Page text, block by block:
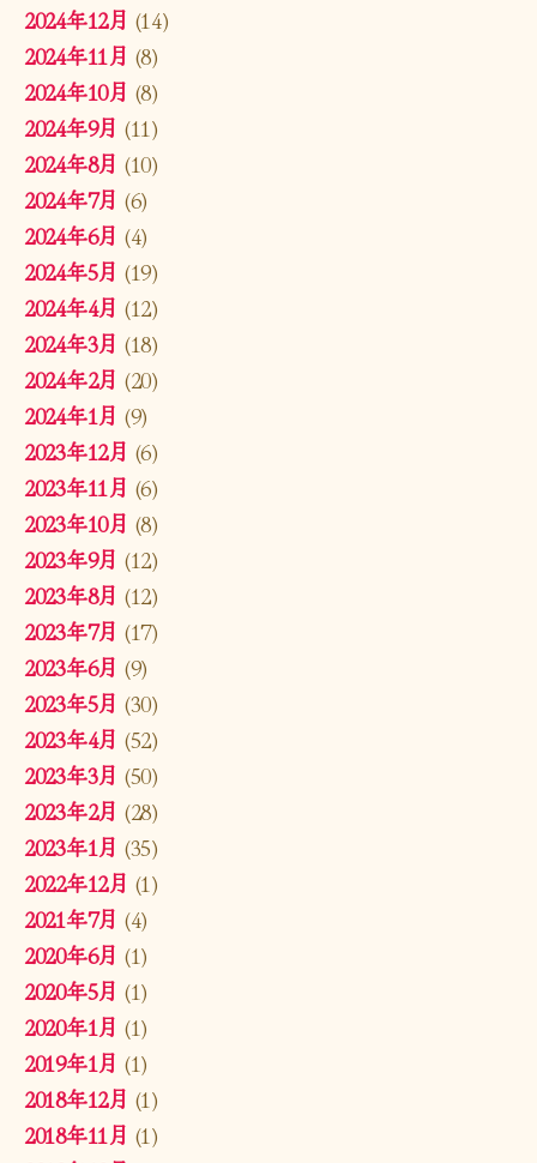
2024年12月 (14)
2024年11月 (8)
2024年10月 (8)
2024年9月 (11)
2024年8月 (10)
2024年7月 (6)
2024年6月 (4)
2024年5月 (19)
2024年4月 (12)
2024年3月 (18)
2024年2月 (20)
2024年1月 (9)
2023年12月 (6)
2023年11月 (6)
2023年10月 (8)
2023年9月 (12)
2023年8月 (12)
2023年7月 (17)
2023年6月 (9)
2023年5月 (30)
2023年4月 (52)
2023年3月 (50)
2023年2月 (28)
2023年1月 (35)
2022年12月 (1)
2021年7月 (4)
2020年6月 (1)
2020年5月 (1)
2020年1月 (1)
2019年1月 (1)
2018年12月 (1)
2018年11月 (1)